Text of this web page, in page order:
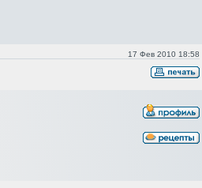
17 Фев 2010 18:58